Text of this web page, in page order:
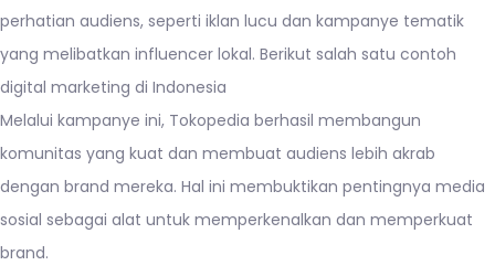
perhatian audiens, seperti iklan lucu dan kampanye tematik
yang melibatkan influencer lokal. Berikut salah satu contoh
digital marketing di Indonesia
Melalui kampanye ini, Tokopedia berhasil membangun
komunitas yang kuat dan membuat audiens lebih akrab
dengan brand mereka. Hal ini membuktikan pentingnya media
sosial sebagai alat untuk memperkenalkan dan memperkuat
brand.